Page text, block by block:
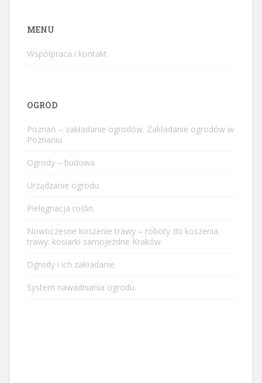
MENU
Współpraca i kontakt
OGRÓD
Poznań – zakładanie ogrodów. Zakładanie ogrodów w
Poznaniu
Ogrody – budowa.
Urządzanie ogrodu.
Pielęgnacja roślin.
Nowoczesne koszenie trawy – roboty do koszenia
trawy: kosiarki samojezdne Kraków.
Ogrody i ich zakładanie.
System nawadniania ogrodu.